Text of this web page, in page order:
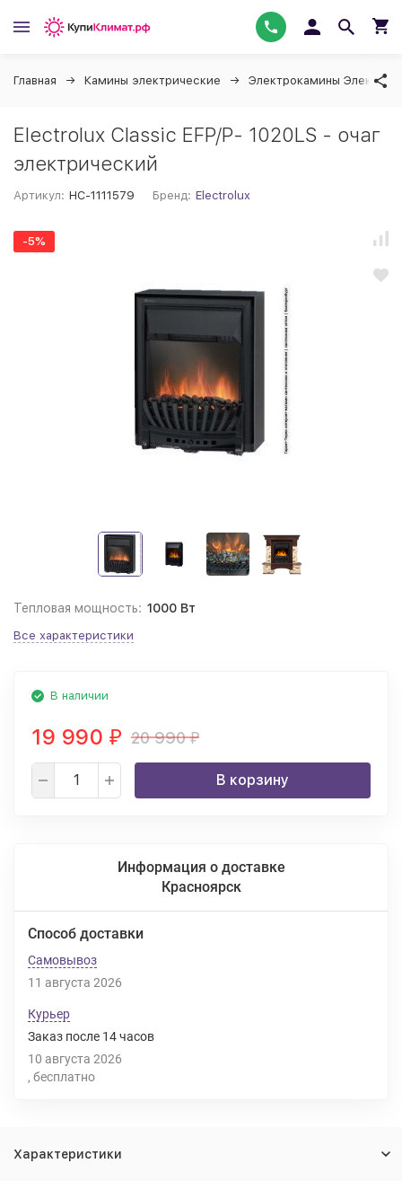
Главная Камины электрические Электрокамины
Electrolux Classic EFP/P- 1020LS - очаг
электрический
Артикул: НС-1111579 Бренд: Electrolux
-5%
Тепловая мощность: 1000 Вт
Все характеристики
В наличии
19 990 ₽ 20 990₽
В корзину
Информация о доставке
Красноярск
Способ доставки
Самовывоз
11 августа 2026
Курьер
Заказ после 14часов
10 августа 2026
Бесплатно
Характеристики